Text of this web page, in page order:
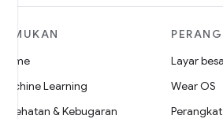
TEMUKAN
Game
Machine Learning
Kesehatan & Kebugaran
Layar
Wear OS